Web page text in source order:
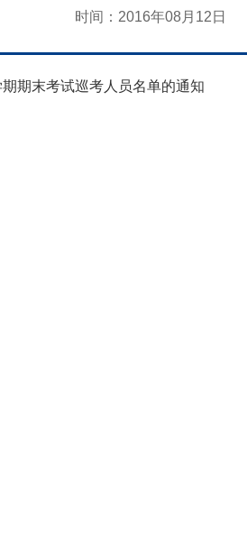
时间：2016年08月12日
期末考试巡考人员名单的通知